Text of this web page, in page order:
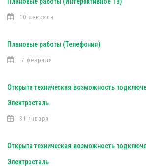
10 февраля
Плановые работы (Телефония)
7 февраля
Открыта техническая возможность
Электросталь
31 января
Открыта техническая возможность
Электросталь